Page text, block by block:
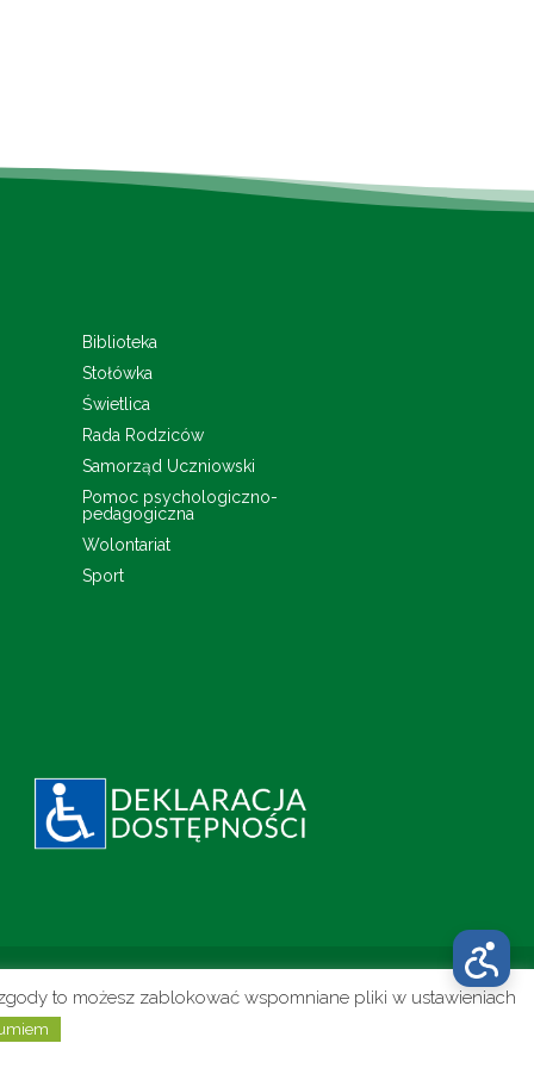
Biblioteka
Stołówka
Świetlica
Rada Rodziców
Samorząd Uczniowski
Pomoc psychologiczno-
pedagogiczna
Wolontariat
Sport
to możesz zablokować wspomniane pliki w ustawieniach